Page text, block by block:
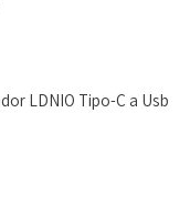
LDNIO Tipo-C a Usb